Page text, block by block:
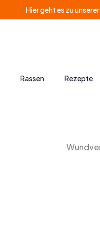
Hier geht es zu
Rassen Rezepte